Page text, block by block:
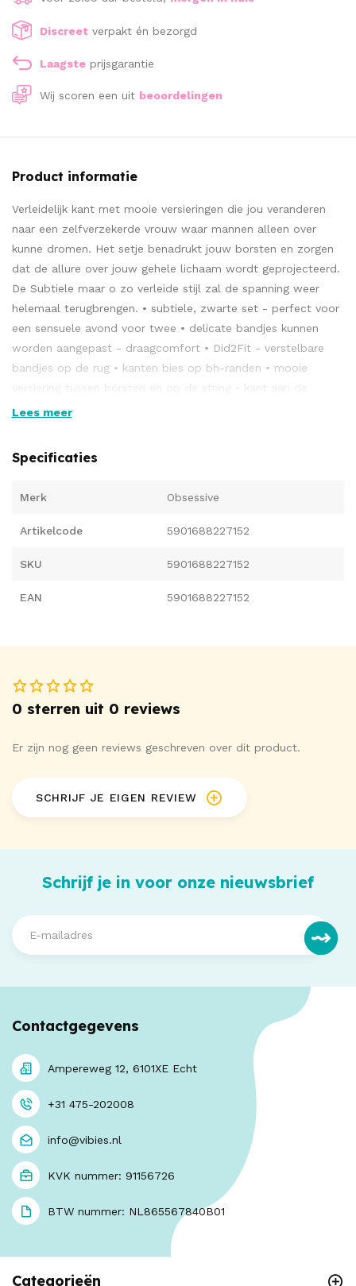
Discreet verpakt én bezorgd
Laagste prijsgarantie
Wij scoren een uit beoordelingen
Product informatie
Verleidelijk kant met mooie versieringen die jou veranderen
naar een zelfverzekerde vrouw waar mannen alleen over
kunne dromen. Het setje benadrukt jouw borsten en zorgen
dat de allure over jouw gehele lichaam wordt geprojecteerd.
De Subtiele maar o zo verleide stijl zal de spanning weer
helemaal terugbrengen. • subtiele, zwarte set - perfect voor
een sensuele avond voor twee • delicate bandjes kunnen
worden aangepast - draagcomfort • Did2Fit - verstelbare
bandjes op de rug • kanten bies op bh-randen • mooie
versiering tussen borsten en op de string • kant aan de
bovenkant van de string • set bevat beha en string • perfect
Lees meer
Specificaties
Merk Obsessive
Artikelcode 5901688227152
SKU 5901688227152
EAN 5901688227152
0 sterren uit 0 reviews
Er zijn nog geen reviews geschreven over dit product.
SCHRIJF JE EIGEN REVIEW
Schrijf je in voor onze nieuwsbrief
Contactgegevens
Ampereweg 12, 6101XE Echt
+31 475-202008
info@vibies.nl
KVK nummer: 91156726
BTW nummer: NL865567840B01
Categorieën